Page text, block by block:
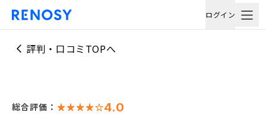
ログイン
評判・口コミTOPへ
総合評価： 4.0